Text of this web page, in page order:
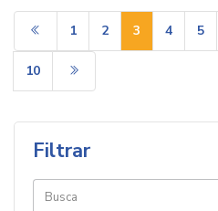
1 2 3 4 5
10
Filtrar
Buscar
por: